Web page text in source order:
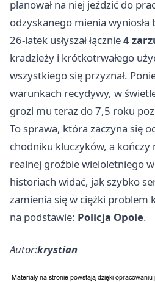
planował na niej jeździć do
odzyskanego mienia wyniosła
26-latek usłyszał łącznie4
kradzieży i krótkotrwałego
wszystkiego się przyznał.
warunkach recydywy, w
grozi mu teraz do 7,5 roku
To sprawa, która zaczyna się
chodniku kluczyków, a kończy
realnej groźbie wieloletniego
historiach widać, jak szybko
zamienia się w ciężki problem
na podstawie: Policja Opole.
Autor:krystian